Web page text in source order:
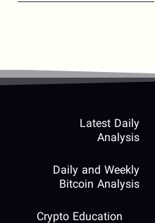
Latest Daily
Analysis
Daily and Weekly
Bitcoin Analysis
Crypto Education